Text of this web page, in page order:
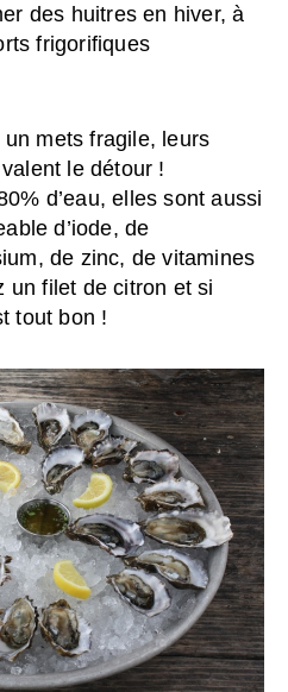
des huitres en hiver, à
frigorifiques
un mets fragile, leurs
le détour !
d’eau, elles sont aussi
d’iode, de
de zinc, de vitamines
un filet de citron et si
tout bon !